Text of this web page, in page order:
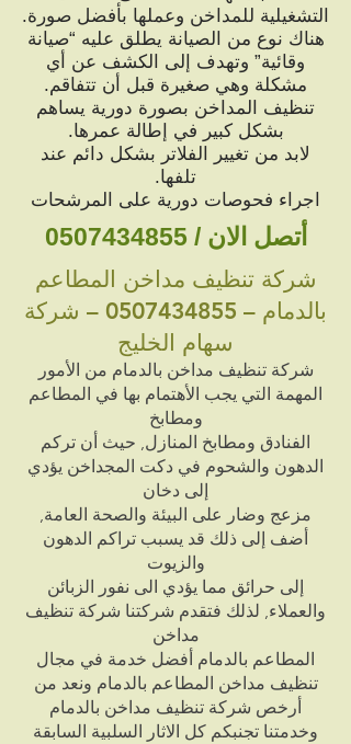
التشغيلية للمداخن وعملها بأفضل صورة.
هناك نوع من الصيانة يطلق عليه “صيانة
وقائية” وتهدف إلى الكشف عن أي
مشكلة وهي صغيرة قبل أن تتفاقم.
تنظيف المداخن بصورة دورية يساهم
بشكل كبير في إطالة عمرها.
لابد من تغيير الفلاتر بشكل دائم عند
تلفها.
اجراء فحوصات دورية على المرشحات
أتصل الان /0507434855
شركة تنظيف مداخن المطاعم
بالدمام – 0507434855 – شركة
سهام الخليج
شركة تنظيف مداخن بالدمام من الأمور
المهمة التي يجب الأهتمام بها في المطاعم
ومطابخ
الفنادق ومطابخ المنازل, حيث أن تركم
الدهون والشحوم في دكت المجداخن يؤدي
إلى دخان
مزعج وضار على البيئة والصحة العامة,
أضف إلى ذلك قد يسبب تراكم الدهون
والزيوت
إلى حرائق مما يؤدي الى نفور الزبائن
والعملاء, لذلك فتقدم شركتنا شركة تنظيف
مداخن
المطاعم بالدمام أفضل خدمة في مجال
تنظيف مداخن المطاعم بالدمام ونعد من
أرخص شركة تنظيف مداخن بالدمام
وخدمتنا تجنبكم كل الاثار السلبية السابقة